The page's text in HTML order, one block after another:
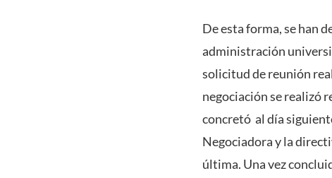
De esta forma, se han
administración
solicitud de reunión
negociación se realizó
concretó al día
Negociadora y la
última. Una vez